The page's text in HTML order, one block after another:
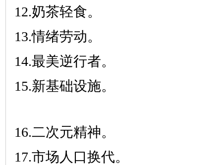
12.奶茶轻食。
13.情绪劳动。
14.最美逆行者。
15.新基础设施。
16.二次元精神。
17.市场人口换代。